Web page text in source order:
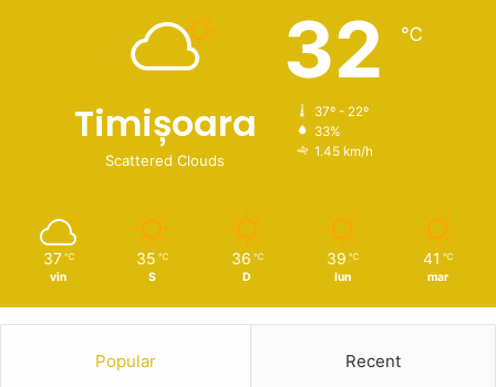
Timișoara
Scattered Clouds
32 ℃
37º - 22º
33%
1.45 km/h
37 ℃
vin
35 ℃
S
36 ℃
D
39 ℃
lun
41 ℃
mar
Popular Recent